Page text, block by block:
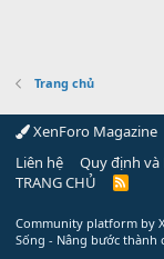
Trang chủ
XenForo Magazine
Liên hệ
Quy định và
TRANG CHỦ
R
Community platform by
Sống - Nâng bước thành